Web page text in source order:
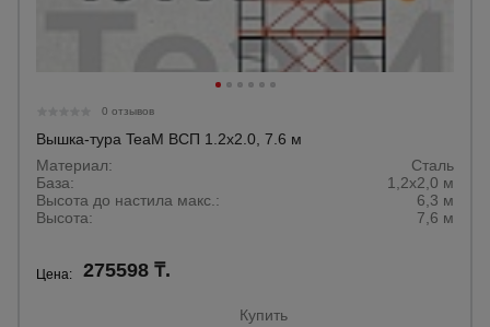
0 отзывов
Вышка-тура TeaM ВСП 1.2х2.0, 7.6 м
Материал:
Сталь
База:
1,2х2,0 м
Высота до настила макс.:
6,3 м
Высота:
7,6 м
Цена: 275598 ₸.
Купить